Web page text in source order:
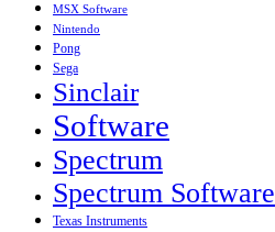
MSX Software
Nintendo
Pong
Sega
Sinclair
Software
Spectrum
Spectrum Software
Texas Instruments